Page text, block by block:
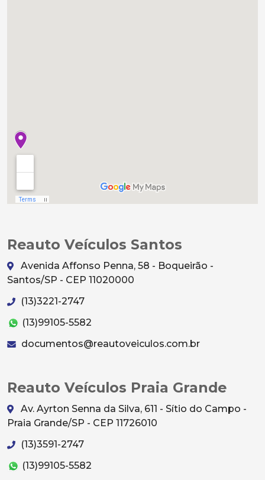
Reauto Veículos Santos
Avenida Affonso Penna, 58 - Boqueirão -
Santos/SP - CEP 11020000
(13)3221-2747
(13)99105-5582
documentos@reautoveiculos.com.br
Reauto Veículos Praia Grande
Av. Ayrton Senna da Silva, 611 - Sítio do Campo -
Praia Grande/SP - CEP 11726010
(13)3591-2747
(13)99105-5582